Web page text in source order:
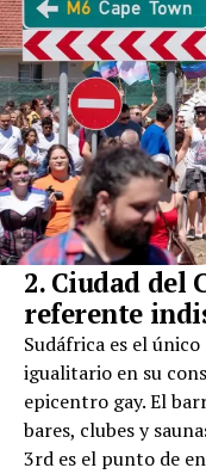
2. Ciudad del
referente
Sudáfrica es el
igualitario en su
epicentro gay. El
bares, clubes y
3rd es el punto de